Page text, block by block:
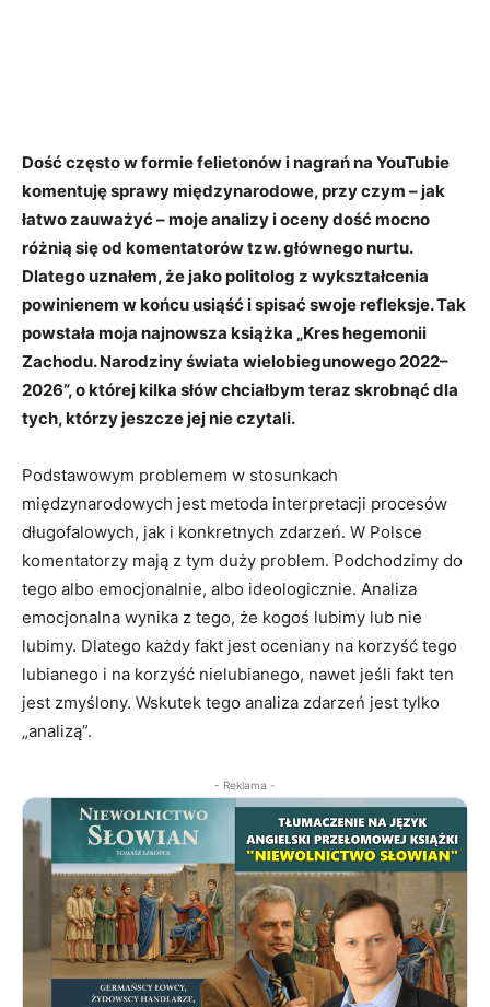
Dość często w formie felietonów i nagrań na YouTubie
komentuję sprawy międzynarodowe, przy czym – jak
łatwo zauważyć – moje analizy i oceny dość mocno
różnią się od komentatorów tzw. głównego nurtu.
Dlatego uznałem, że jako politolog z wykształcenia
powinienem w końcu usiąść i spisać swoje refleksje. Tak
powstała moja najnowsza książka „Kres hegemonii
Zachodu. Narodziny świata wielobiegunowego 2022–
2026”, o której kilka słów chciałbym teraz skrobnąć dla
tych, którzy jeszcze jej nie czytali.
Podstawowym problemem w stosunkach
międzynarodowych jest metoda interpretacji procesów
długofalowych, jak i konkretnych zdarzeń. W Polsce
komentatorzy mają z tym duży problem. Podchodzimy do
tego albo emocjonalnie, albo ideologicznie. Analiza
emocjonalna wynika z tego, że kogoś lubimy lub nie
lubimy. Dlatego każdy fakt jest oceniany na korzyść tego
lubianego i na korzyść nielubianego, nawet jeśli fakt ten
jest zmyślony. Wskutek tego analiza zdarzeń jest tylko
„analizą”.
- Reklama -